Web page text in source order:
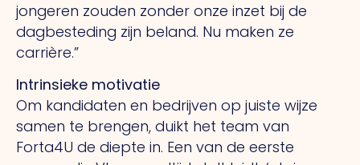
jongeren zouden zonder onze inzet bij de
dagbesteding zijn beland. Nu maken ze
carrière.”
Intrinsieke motivatie
Om kandidaten en bedrijven op juiste wijze
samen te brengen, duikt het team van
Forta4U de diepte in. Een van de eerste